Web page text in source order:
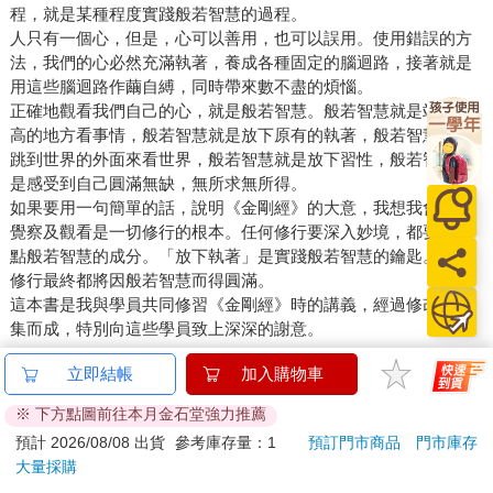
程，就是某種程度實踐般若智慧的過程。
人只有一個心，但是，心可以善用，也可以誤用。使用錯誤的方
法，我們的心必然充滿執著，養成各種固定的腦迴路，接著就是
用這些腦迴路作繭自縛，同時帶來數不盡的煩惱。
正確地觀看我們自己的心，就是般若智慧。般若智慧就是站到更
高的地方看事情，般若智慧就是放下原有的執著，般若智慧就是
跳到世界的外面來看世界，般若智慧就是放下習性，般若智慧就
是感受到自己圓滿無缺，無所求無所得。
如果要用一句簡單的話，說明《金剛經》的大意，我想我會說：
覺察及觀看是一切修行的根本。任何修行要深入妙境，都要帶一
點般若智慧的成分。「放下執著」是實踐般若智慧的鑰匙。一切
修行最終都將因般若智慧而得圓滿。
這本書是我與學員共同修習《金剛經》時的講義，經過修改，結
集而成，特別向這些學員致上深深的謝意。
配送方式
立即結帳 加入購物車
※ 下方點圖前往本月金石堂強力推薦
預計 2026/08/08 出貨 參考庫存量：1 預訂門市商品
門市庫存
大量採購